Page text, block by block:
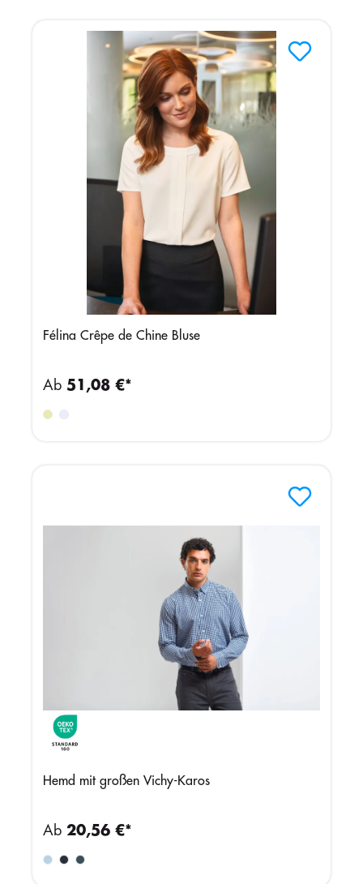
Félina Crêpe de Chine Bluse
Ab 51,08 €*
Hemd mit großen Vichy-Karos
Ab 20,56 €*